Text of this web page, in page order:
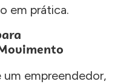
em prática.
empreendedor,